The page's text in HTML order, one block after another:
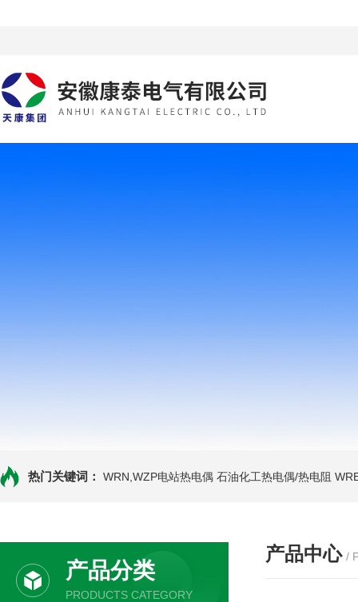
热门关键词： WRN,WZP电站热电偶 石油化工热电偶/热电阻
产品分类
PRODUCTS CATEGORY
产品中心 /